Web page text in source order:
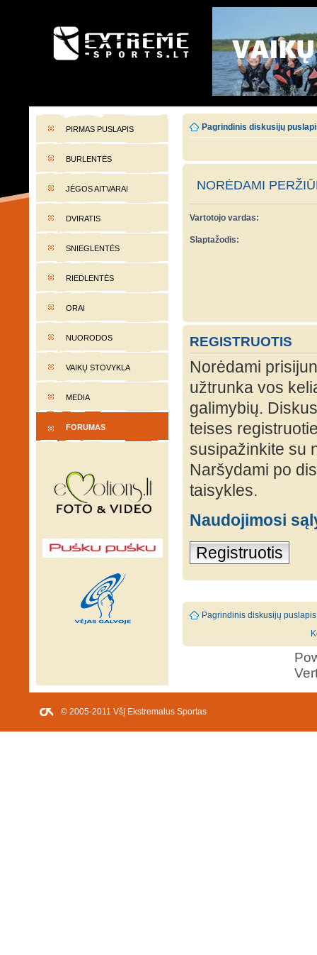
EXTREME-SPORTS.LT
PIRMAS PUSLAPIS
BURLENTĖS
JĖGOS AITVARAI
DVIRATIS
SNIEGLENTĖS
RIEDLENTĖS
ORAI
NUORODOS
VAIKŲ STOVYKLA
MEDIA
FORUMAS
Pagrindinis diskusijų
NORĖDAMI
Vartotojo vardas:
Slaptažodis:
REGISTRUOTIS
Norėdami
užtrunka vos
galimybių.
teises
susipažinkite su
Naršydami po
taisykles.
Naudojimosi
Registruotis
Pagrindinis diskusijų puslapis
© 2005-2011 VšĮ Ekstremalus Sportas